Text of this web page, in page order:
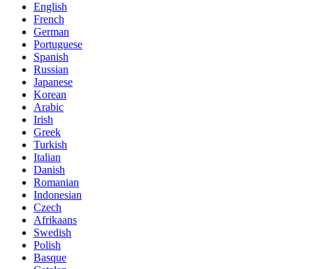
English
French
German
Portuguese
Spanish
Russian
Japanese
Korean
Arabic
Irish
Greek
Turkish
Italian
Danish
Romanian
Indonesian
Czech
Afrikaans
Swedish
Polish
Basque